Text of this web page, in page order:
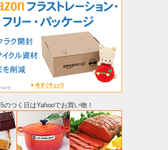
5のつく日はYahooでお買い物！